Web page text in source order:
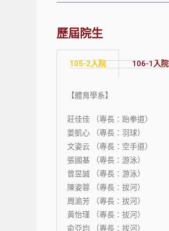
歷屆院生
105-2入院 106-1入院
【體育學系】
莊佳佳 （專長：跆拳道）
姜凱心 （專長：羽球）
文姿云 （專長：空手道）
張國基 （專長：游泳）
曾昱誠 （專長：游泳）
陳姿蓉 （專長：拔河）
周渝芳 （專長：拔河）
黃怡瑾 （專長：拔河）
俞亞均 （專長：拔河）